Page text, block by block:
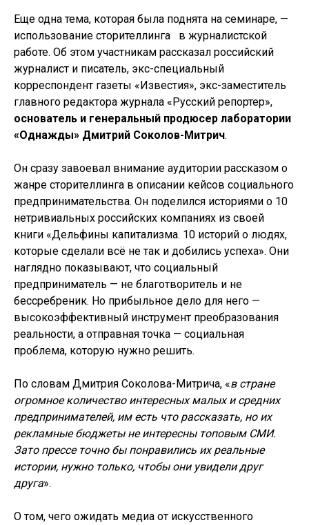
Еще одна тема, которая была поднята на семинаре, —
использование сторителлинга в журналистской
работе. Об этом участникам рассказал российский
журналист и писатель, экс-специальный
корреспондент газеты «Известия», экс-заместитель
главного редактора журнала «Русский репортер»,
основатель и генеральный продюсер лаборатории
«Однажды» Дмитрий Соколов-Митрич.
Он сразу завоевал внимание аудитории рассказом о
жанре сторителлинга в описании кейсов социального
предпринимательства. Он поделился историями о 10
нетривиальных российских компаниях из своей
книги «Дельфины капитализма. 10 историй о людях,
которые сделали всё не так и добились успеха». Они
наглядно показывают, что социальный
предприниматель — не благотворитель и не
бессребреник. Но прибыльное дело для него —
высокоэффективный инструмент преобразования
реальности, а отправная точка — социальная
проблема, которую нужно решить.
По словам Дмитрия Соколова-Митрича, «в стране
огромное количество интересных малых и средних
предпринимателей, им есть что рассказать, но их
рекламные бюджеты не интересны топовым СМИ.
Зато прессе точно бы понравились их реальные
истории, нужно только, чтобы они увидели друг
друга».
О том, чего ожидать медиа от искусственного